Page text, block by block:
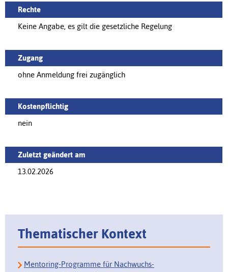
Rechte
Keine Angabe, es gilt die gesetzliche Regelung
Zugang
ohne Anmeldung frei zugänglich
Kostenpflichtig
nein
Zuletzt geändert am
13.02.2026
Thematischer Kontext
Mentoring-Programme für Nachwuchs-